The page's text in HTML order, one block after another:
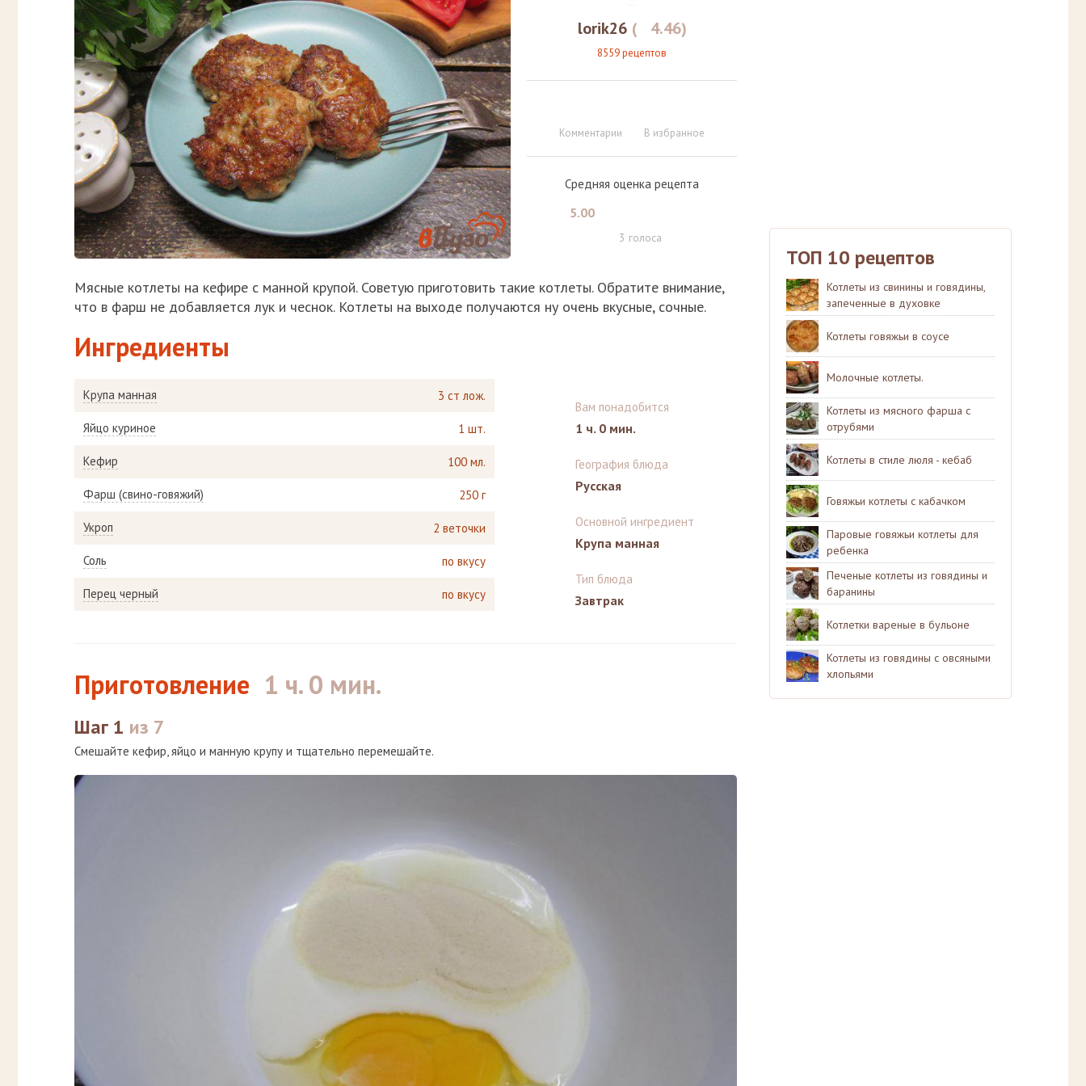
lorik26 ( 4.46)
8559 рецептов
Комментарии В избранное
Средняя оценка рецепта
5.00
3 голоса
Мясные котлеты на кефире с манной крупой. Советую приготовить такие котлеты. Обратите внимание,
что в фарш не добавляется лук и чеснок. Котлеты на выходе получаются ну очень вкусные, сочные.
Ингредиенты
Крупа манная 3 ст лож.
Яйцо куриное 1 шт.
Кефир 100 мл.
Фарш (свино-говяжий) 250 г
Укроп 2 веточки
Соль по вкусу
Перец черный по вкусу
Вам понадобится
1 ч. 0 мин.
География блюда
Русская
Основной ингредиент
Крупа манная
Тип блюда
Завтрак
Приготовление 1 ч. 0 мин.
Шаг 1 из 7
Смешайте кефир, яйцо и манную крупу и тщательно перемешайте.
ТОП 10 рецептов
Котлеты из свинины и говядины,
запеченные в духовке
Котлеты говяжьи в соусе
Молочные котлеты.
Котлеты из мясного фарша с
отрубями
Котлеты в стиле люля - кебаб
Говяжьи котлеты с кабачком
Паровые говяжьи котлеты для
ребенка
Печеные котлеты из говядины и
баранины
Котлетки вареные в бульоне
Котлеты из говядины с овсяными
хлопьями